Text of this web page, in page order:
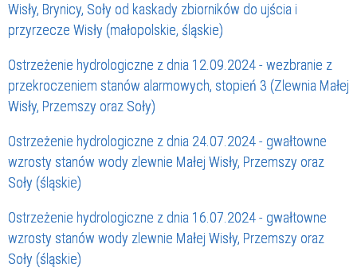
Wisły, Brynicy, Soły od kaskady zbiorników do ujścia i
przyrzecze Wisły (małopolskie, śląskie)
Ostrzeżenie hydrologiczne z dnia 12.09.2024 - wezbranie z
przekroczeniem stanów alarmowych, stopień 3 (Zlewnia Małej
Wisły, Przemszy oraz Soły)
Ostrzeżenie hydrologiczne z dnia 24.07.2024 - gwałtowne
wzrosty stanów wody zlewnie Małej Wisły, Przemszy oraz
Soły (śląskie)
Ostrzeżenie hydrologiczne z dnia 16.07.2024 - gwałtowne
wzrosty stanów wody zlewnie Małej Wisły, Przemszy oraz
Soły (śląskie)